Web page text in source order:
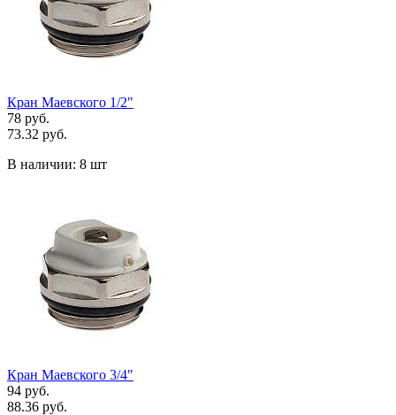
Кран Маевского 1/2"
78 руб.
73.32 руб.
В наличии: 8 шт
Кран Маевского 3/4"
94 руб.
88.36 руб.